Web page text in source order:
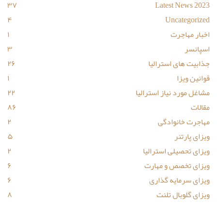
Latest News 2023
۳۷
Uncategorized
۴
اخبار مهاجرت
۱
اسپانسر
۳
جذابیت های استرالیا
۲۶
قوانین ویزا
۱
مشاغل مورد نیاز استرالیا
۲۲
مقالات
۸۶
مهاجرت خانوادگی
۲
ویزای پارتنر
۵
ویزای تحصیلی استرالیا
۲
ویزای تخصص و مهارت
۶
ویزای سرمایه گذاری
۶
ویزای گلوبال تلنت
۸